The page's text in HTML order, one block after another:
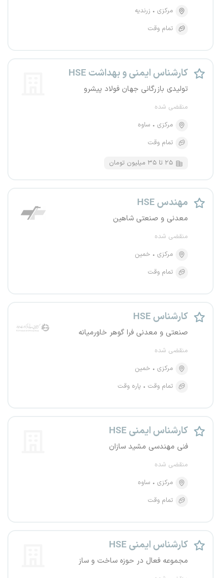
مرکزی
زرندیه
تمام وقت
کارشناس ایمنی و بهداشت HSE
تولیدی بازرگانی جهان فولاد پیشرو
منقضی شده
مرکزی
ساوه
تمام وقت
۲۵ تا ۳۵ میلیون تومان
مهندس HSE
معدنی و صنعتی شاهین
منقضی شده
مرکزی
خمین
تمام وقت
کارشناس HSE
صنعتی و معدنی فرا گوهر خاورمیانه
منقضی شده
مرکزی
خمین
تمام وقت
پاره وقت
کارشناس ایمنی HSE
فنی مهندسی مشید سازان
منقضی شده
مرکزی
ساوه
تمام وقت
کارشناس ایمنی HSE
مجموعه فعال در حوزه ساخت و ساز